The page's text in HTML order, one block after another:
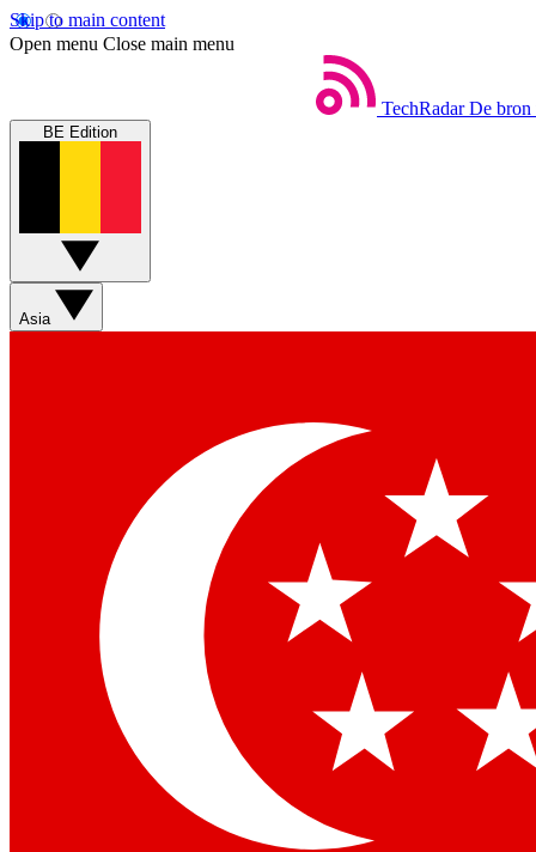
Skip to main content
Open menu Close main menu
TechRadar De bron
BE Edition
Asia